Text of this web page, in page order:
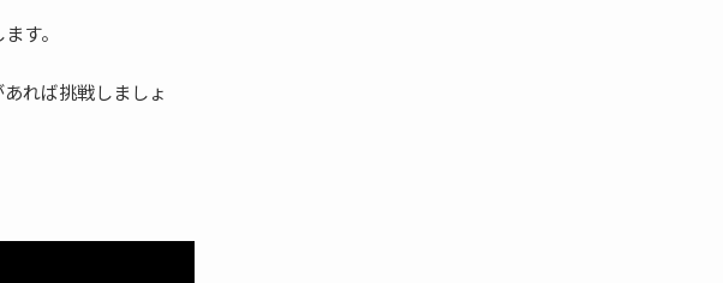
す。
れば挑戦しましょ